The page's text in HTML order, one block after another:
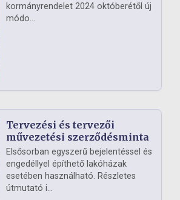
kormányrendelet 2024 októberétől új
módo...
Tervezési és tervezői
művezetési szerződésminta
Elsősorban egyszerű bejelentéssel és
engedéllyel építhető lakóházak
esetében használható. Részletes
útmutató i...